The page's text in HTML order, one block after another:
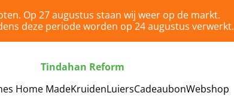
Op 27 augustus staan wij weer op de markt.
deze periode worden op 24 augustus verwerkt.
Tindahan Reform
Home MadeKruidenLuiersCadeaubonWebshop